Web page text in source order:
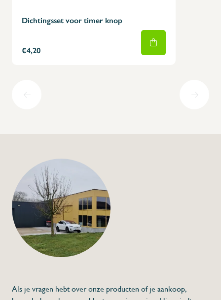
Dichtingsset voor timer knop
€4,20
Als je vragen hebt over onze producten of je aankoop,